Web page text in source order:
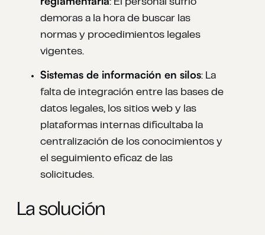
: El personal sufrió
demoras a la hora de buscar las
normas y procedimientos legales
vigentes.
Sistemas de información en silos: La
falta de integración entre las bases de
datos legales, los sitios web y las
plataformas internas dificultaba la
centralización de los conocimientos y
el seguimiento eficaz de las
solicitudes.
La solución